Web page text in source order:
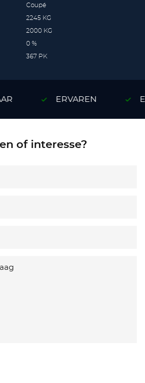
Coupé
2245 KG
2000 KG
0 %
367 PK
ERVAREN
of interesse?